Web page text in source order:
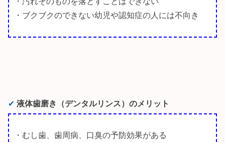
・ブクブクのできない幼児や認知症の人には不向き
✔︎ 液体歯磨き（デンタルリンス）のメリット
・むし歯、歯周病、口臭の予防効果がある